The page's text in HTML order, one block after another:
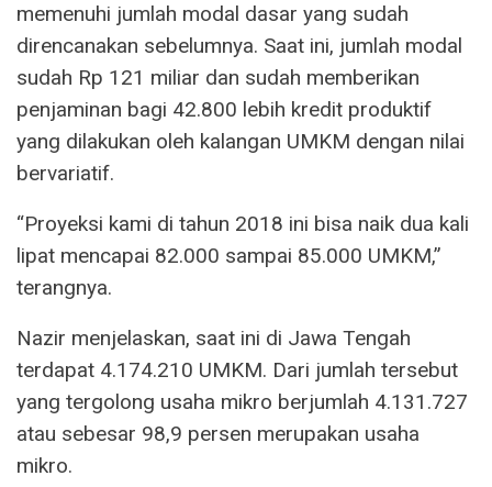
memenuhi jumlah modal dasar yang sudah
direncanakan sebelumnya. Saat ini, jumlah modal
sudah Rp 121 miliar dan sudah memberikan
penjaminan bagi 42.800 lebih kredit produktif
yang dilakukan oleh kalangan UMKM dengan nilai
bervariatif.
“Proyeksi kami di tahun 2018 ini bisa naik dua kali
lipat mencapai 82.000 sampai 85.000 UMKM,”
terangnya.
Nazir menjelaskan, saat ini di Jawa Tengah
terdapat 4.174.210 UMKM. Dari jumlah tersebut
yang tergolong usaha mikro berjumlah 4.131.727
atau sebesar 98,9 persen merupakan usaha
mikro.